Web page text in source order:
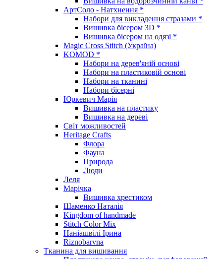
АртСоло - Натхнення *
Набори для викладення стразами *
Вишивка бісером 3D *
Вишивка бісером на одязі *
Magic Cross Stitch (Україна)
KOMOD *
Набори на дерев'яній основі
Набори на пластиковій основі
Набори на тканині
Набори бісерні
Юркевич Марія
Вишивка на пластику
Вишивка на дереві
Світ можливостей
Heritage Crafts
Флора
Фауна
Природа
Люди
Леля
Марічка
Вишивка хрестиком
Шаменко Наталія
Kingdom of handmade
Stitch Color Mix
Наніашвілі Ірина
Riznobarvna
Тканина для вишивання